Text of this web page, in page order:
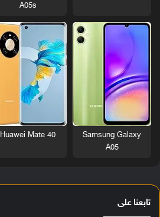
A05s
Samsung Galaxy
A05
Huawei Mate 40
تابعنا على